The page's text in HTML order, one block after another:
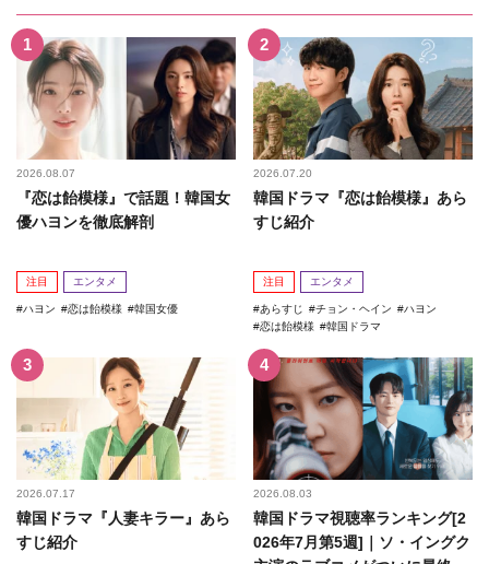
2026.08.07
『恋は飴模様』で話題！韓国女
優ハヨンを徹底解剖
注目 エンタメ
ハヨン 恋は飴模様 韓国女優
2026.07.20
韓国ドラマ『恋は飴模様』あら
すじ紹介
注目 エンタメ
あらすじ チョン・ヘイン
ハヨン
恋は飴模様
韓国ドラマ
2026.07.17
韓国ドラマ『人妻キラー』あら
すじ紹介
2026.08.03
韓国ドラマ視聴率ランキング[2
026年7月第5週]｜ソ・イングク